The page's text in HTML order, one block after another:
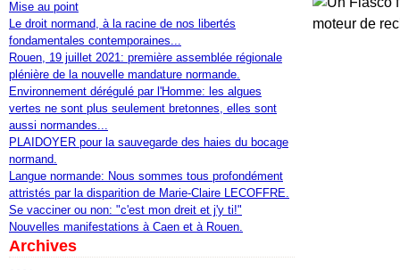
Mise au point
Le droit normand, à la racine de nos libertés
fondamentales contemporaines...
Rouen, 19 juillet 2021: première assemblée régionale
plénière de la nouvelle mandature normande.
Environnement dérégulé par l'Homme: les algues
vertes ne sont plus seulement bretonnes, elles sont
aussi normandes...
PLAIDOYER pour la sauvegarde des haies du bocage
normand.
Langue normande: Nous sommes tous profondément
attristés par la disparition de Marie-Claire LECOFFRE.
Se vacciner ou non: "c'est mon dreit et j'y ti!"
Nouvelles manifestations à Caen et à Rouen.
Archives